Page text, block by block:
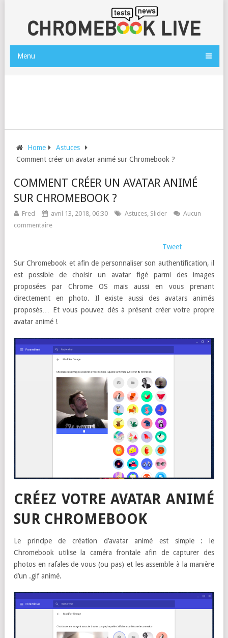
Menu
Home
Astuces
Comment créer un avatar animé sur Chromebook ?
COMMENT CRÉER UN AVATAR ANIMÉ
SUR CHROMEBOOK ?
Fred avril 13, 2018, 06:30 Astuces, Slider
Aucun
commentaire
Tweet
Sur Chromebook et afin de personnaliser son authentification, il
est possible de choisir un avatar figé parmi des images
proposées par Chrome OS mais aussi en vous prenant
directement en photo. Il existe aussi des avatars animés
proposés… Et vous pouvez dès à présent créer votre propre
avatar animé !
CRÉEZ VOTRE AVATAR ANIMÉ
SUR CHROMEBOOK
Le principe de création d’avatar animé est simple : le
Chromebook utilise la caméra frontale afin de capturer des
photos en rafales de vous (ou pas) et les assemble à la manière
d’un .gif animé.